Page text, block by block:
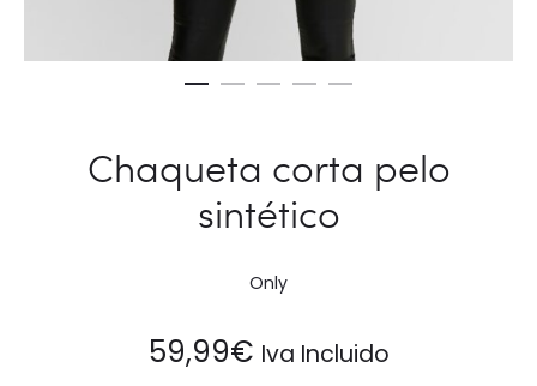
Chaqueta corta pelo
sintético
Only
59,99€ Iva Incluido